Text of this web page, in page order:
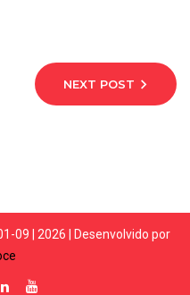
NEXT POST
09 | 2026 | Desenvolvido por